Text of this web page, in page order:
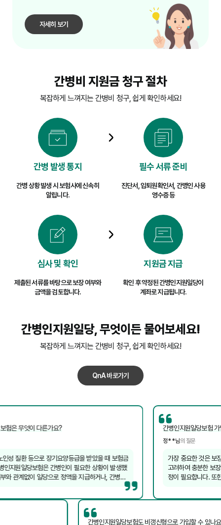
자세히 보기
간병비 지원금 청구 절차
복잡하게 느껴지는 간병비 청구, 쉽게 확인하세요!
간병 발생 통지
간병 상황 발생 시 보험사에 신속히
알립니다.
필수 서류 준비
진단서, 입퇴원확인서, 간병인 사용
영수증 등
심사 및 확인
제출된 서류를 바탕으로 보장 여부와
금액을 검토합니다.
지원금 지급
확인 후 약정된 간병인지원일당이
계좌로 지급됩니다.
간병인지원일당, 무엇이든 물어보세요!
복잡하게 느껴지는 간병비 청구, 쉽게 확인하세요!
QnA 바로가기
무엇이 다른가요?
환 등으로 장기요양등급을 받았을 때 보험금
일당보험은 간병인이 필요한 상황이 발생했
계없이 일당으로 정액을 지급하거나, 간병인
간병인지원일당보험 가입
정**님의 질문
가장 중요한 것은 보장 기
고려하여 충분한 보장 기
정이 필요합니다. 또한,
간병인지원일당보험도 비갱신형으로 가입할 수